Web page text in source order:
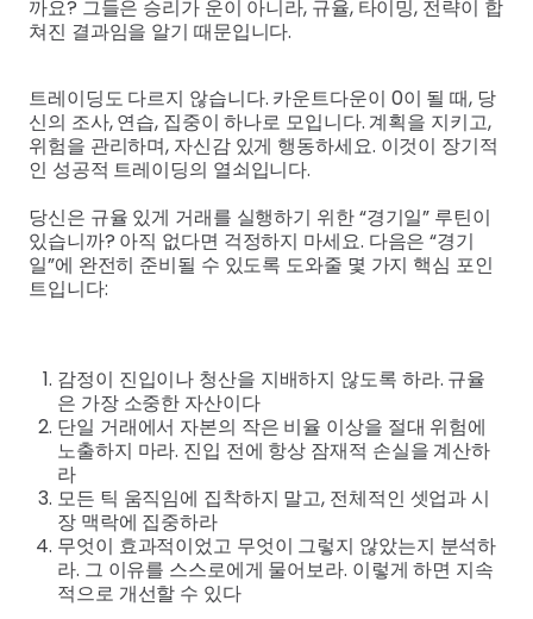
까요? 그들은 승리가 운이 아니라, 규율, 타이밍, 전략이 합
쳐진 결과임을 알기 때문입니다.
트레이딩도 다르지 않습니다. 카운트다운이 0이 될 때, 당
신의 조사, 연습, 집중이 하나로 모입니다. 계획을 지키고,
위험을 관리하며, 자신감 있게 행동하세요. 이것이 장기적
인 성공적 트레이딩의 열쇠입니다.
당신은 규율 있게 거래를 실행하기 위한 “경기일” 루틴이
있습니까? 아직 없다면 걱정하지 마세요. 다음은 “경기
일”에 완전히 준비될 수 있도록 도와줄 몇 가지 핵심 포인
트입니다:
감정이 진입이나 청산을 지배하지 않도록 하라. 규율
은 가장 소중한 자산이다
단일 거래에서 자본의 작은 비율 이상을 절대 위험에
노출하지 마라. 진입 전에 항상 잠재적 손실을 계산하
라
모든 틱 움직임에 집착하지 말고, 전체적인 셋업과 시
장 맥락에 집중하라
무엇이 효과적이었고 무엇이 그렇지 않았는지 분석하
라. 그 이유를 스스로에게 물어보라. 이렇게 하면 지속
적으로 개선할 수 있다